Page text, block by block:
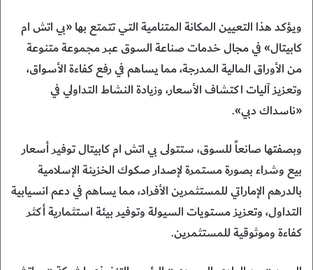
ويؤكد هذا التعيين المكانة المتنامية التي تتمتع بها «بي اتش ام
كابيتال» في مجال خدمات صناعة السوق عبر مجموعة متنوعة
من الأوراق المالية المدرجة، مما يساهم في رفع كفاءة الأسواق،
وتعزيز آليات اكتشاف الأسعار، وزيادة النشاط التداولي في
«ناسداك دبي».
وبصفتها صانعاً للسوق، ستتولى بي اتش ام كابيتال توفير أسعار
بيع وشراء بصورة مستمرة لإصدار صكوك الخزينة الإسلامية
بالدرهم الإماراتي للمستثمرين الأفراد، مما يساهم في دعم انسيابية
التداول، وتعزيز مستويات السيولة وتوفير بيئة استثمارية أكثر
كفاءة وموثوقية للمستثمرين.